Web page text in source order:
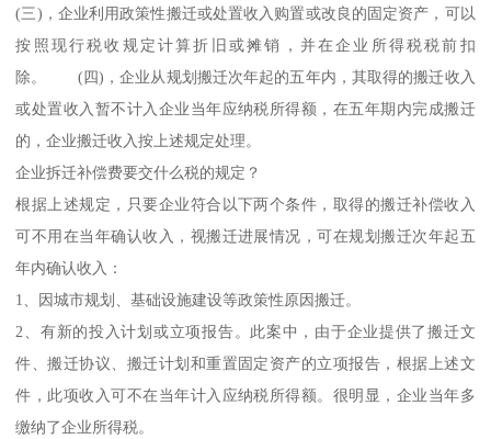
(三)，企业利用政策性搬迁或处置收入购置或改良的固定资产，可以
按照现行税收规定计算折旧或摊销，并在企业所得税税前扣
除。 (四)，企业从规划搬迁次年起的五年内，其取得的搬迁收入
或处置收入暂不计入企业当年应纳税所得额，在五年期内完成搬迁
的，企业搬迁收入按上述规定处理。
企业拆迁补偿费要交什么税的规定？
根据上述规定，只要企业符合以下两个条件，取得的搬迁补偿收入
可不用在当年确认收入，视搬迁进展情况，可在规划搬迁次年起五
年内确认收入：
1、因城市规划、基础设施建设等政策性原因搬迁。
2、有新的投入计划或立项报告。此案中，由于企业提供了搬迁文
件、搬迁协议、搬迁计划和重置固定资产的立项报告，根据上述文
件，此项收入可不在当年计入应纳税所得额。很明显，企业当年多
缴纳了企业所得税。